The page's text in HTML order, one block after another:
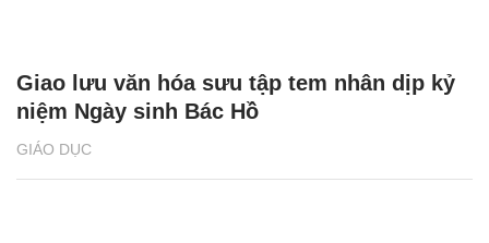
GIÁO DỤC
Giao lưu văn hóa sưu tập tem nhân dịp kỷ
niệm Ngày sinh Bác Hồ